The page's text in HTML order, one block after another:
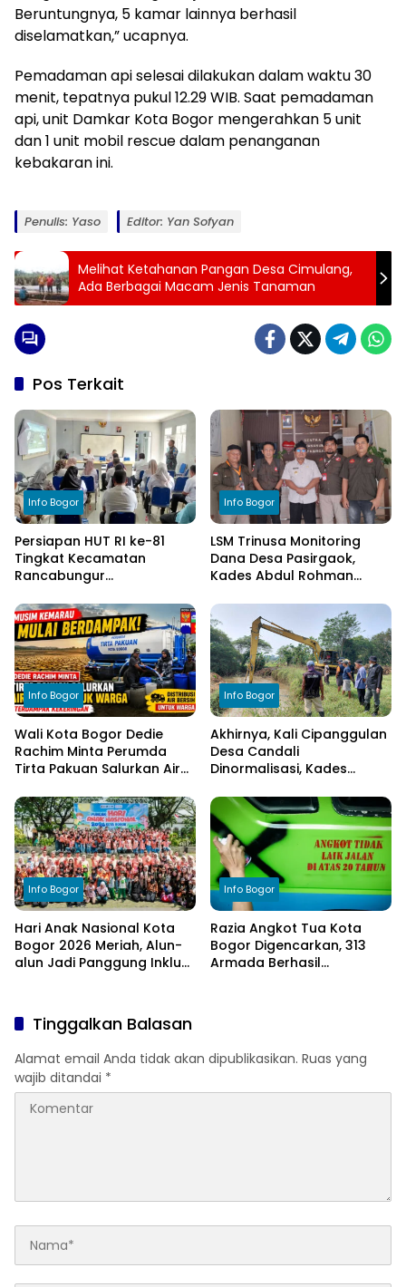
Beruntungnya, 5 kamar lainnya berhasil
diselamatkan,” ucapnya.
Pemadaman api selesai dilakukan dalam waktu 30
menit, tepatnya pukul 12.29 WIB. Saat pemadaman
api, unit Damkar Kota Bogor mengerahkan 5 unit
dan 1 unit mobil rescue dalam penanganan
kebakaran ini.
Penulis: Yaso Editor: Yan Sofyan
Melihat Ketahanan Pangan Desa Cimulang,
Ada Berbagai Macam Jenis Tanaman
Pos Terkait
Info Bogor
Persiapan HUT RI ke-81
Tingkat Kecamatan
Rancabungur
Cimulang, Libatkan Seluruh
Elemen Masyarakat
Info Bogor
LSM Trinusa Monitoring
Dana Desa Pasirgaok,
Kades Abdul Rohman
Transparansi Pengelolaan
Anggaran
Info Bogor
Wali Kota Bogor Dedie
Rachim Minta Perumda
Tirta Pakuan Salurkan Air
Terdampak Kekeringan
Info Bogor
Akhirnya, Kali Cipanggulan
Desa Candali
Dinormalisasi, Kades
kepada Bupati Bogor
Info Bogor
Hari Anak Nasional Kota
Bogor 2026 Meriah, Alun-
alun Jadi Panggung Inklusi
Info Bogor
Razia Angkot Tua Kota
Bogor Digencarkan, 313
Armada Berhasil
Tinggalkan Balasan
Alamat email Anda tidak akan dipublikasikan. Ruas yang
wajib ditandai *